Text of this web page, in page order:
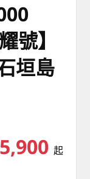
號】
垣島
起